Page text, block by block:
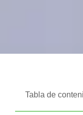
Tabla de